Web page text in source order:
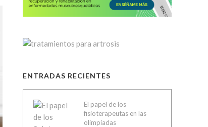
ENTRADAS RECIENTES
El papel de los
fisioterapeutas en las
olimpiadas